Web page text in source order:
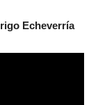
Echeverría